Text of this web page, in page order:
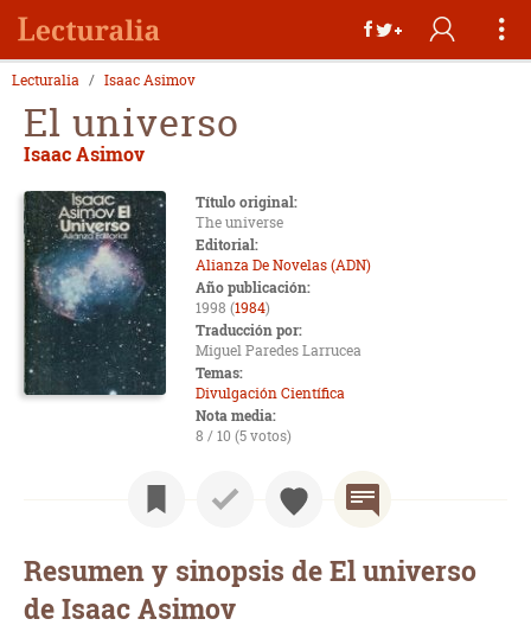
Lecturalia Isaac Asimov
El universo
Isaac Asimov
Título original:
The universe
Editorial:
Alianza De Novelas (ADN)
Año publicación:
1998 (1984)
Traducción por:
Miguel Paredes Larrucea
Temas:
Divulgación Científica
Nota media:
8 / 10 (5 votos)
Resumen y sinopsis de El universo
de Isaac Asimov